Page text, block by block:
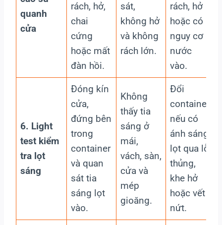
quanh
cửa
rách, hở,
chai
cứng
hoặc mất
đàn hồi.
sát,
không hở
và không
rách lớn.
rách, hở
hoặc có
nguy cơ
nước
vào.
6. Light
test kiểm
tra lọt
sáng
Đóng kín
cửa,
đứng bên
trong
container
và quan
sát tia
sáng lọt
vào.
Không
thấy tia
sáng ở
mái,
vách, sàn,
cửa và
mép
gioăng.
Đổi
container
nếu có
ánh sáng
lọt qua lỗ
thủng,
khe hở
hoặc vết
nứt.